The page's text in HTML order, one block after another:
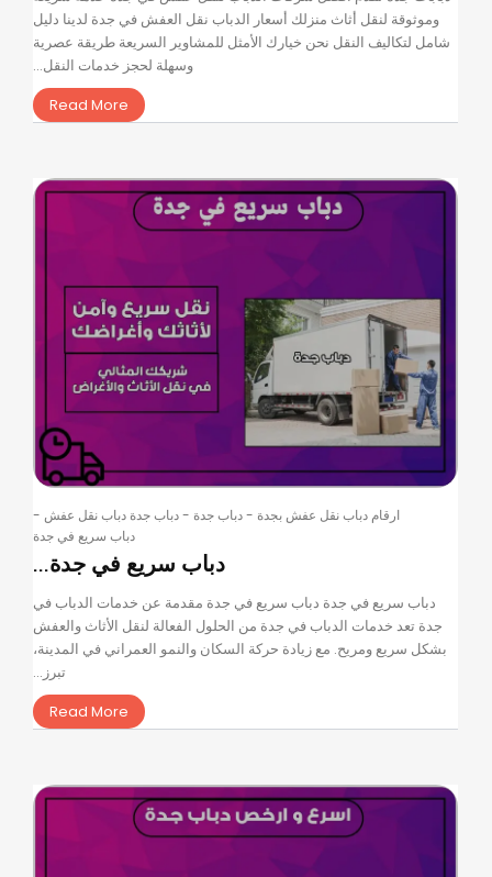
وموثوقة لنقل أثاث منزلك أسعار الدباب نقل العفش في جدة لدينا دليل
شامل لتكاليف النقل نحن خيارك الأمثل للمشاوير السريعة طريقة عصرية
وسهلة لحجز خدمات النقل...
Read More
ارقام دباب نقل عفش بجدة -دباب جدة -دباب جدة دباب نقل عفش -
دباب سريع في جدة
دباب سريع في جدة...
دباب سريع في جدة دباب سريع في جدة مقدمة عن خدمات الدباب في
جدة تعد خدمات الدباب في جدة من الحلول الفعالة لنقل الأثاث والعفش
بشكل سريع ومريح. مع زيادة حركة السكان والنمو العمراني في المدينة،
تبرز...
Read More